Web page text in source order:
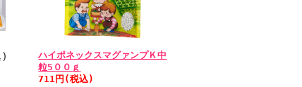
ハイポネックスマグァンプＫ中
粒5００ｇ
711円(税込)